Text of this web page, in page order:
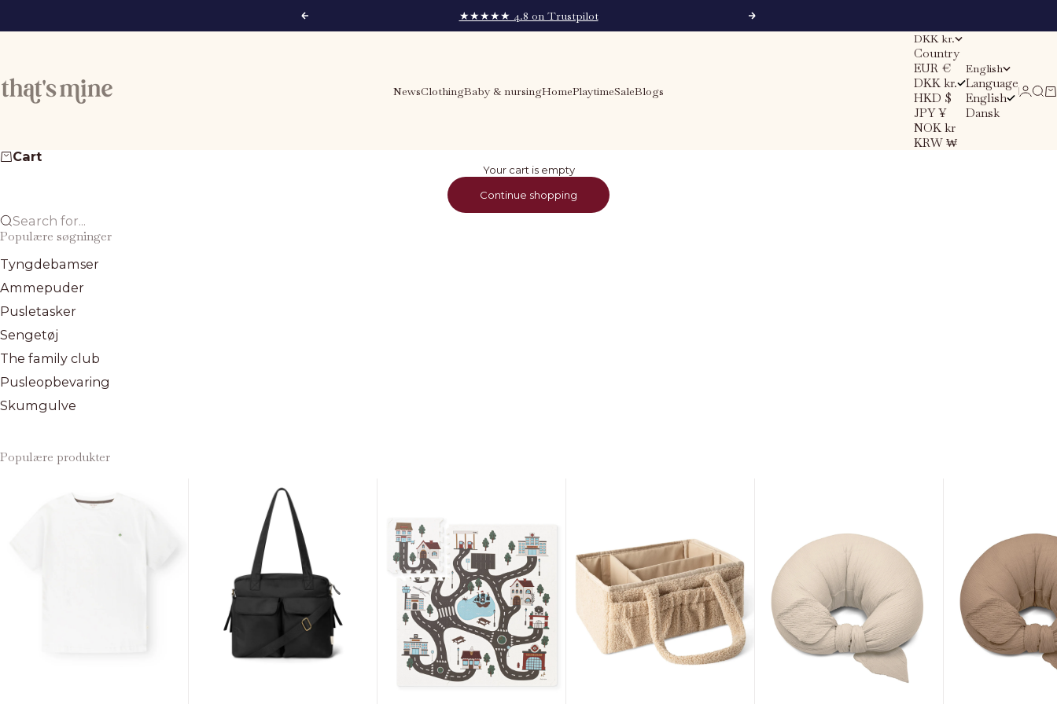
Previous
★★★★★ 4.8 on Trustpilot Next
That's Mine
NewsClothingBaby & nursingHomePlaytimeSaleBlogs
DKK kr.
Country
EUR €
DKK kr.
HKD $
JPY ¥
NOK kr
KRW ₩
English
Language
English
Dansk
Login
Cart
Your cart is empty
Continue shopping
Search for...
Populære søgninger
Tyngdebamser
Ammepuder
Pusletasker
Sengetøj
The family club
Pusleopbevaring
Skumgulve
Populære produkter